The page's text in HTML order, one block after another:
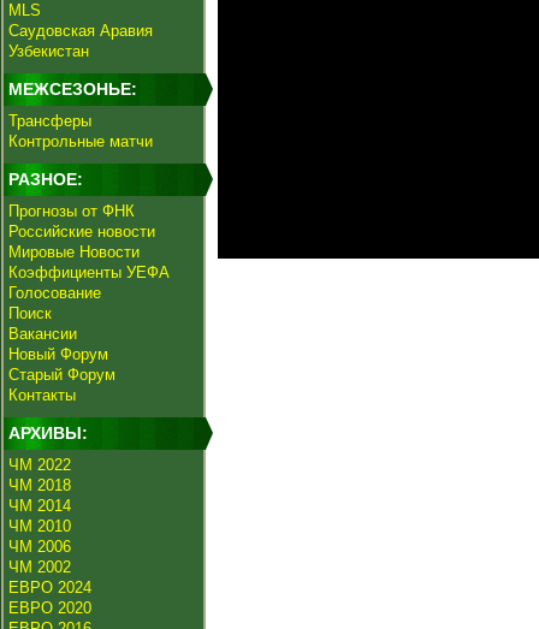
MLS
Саудовская Аравия
Узбекистан
МЕЖСЕЗОНЬЕ:
Трансферы
Контрольные матчи
РАЗНОЕ:
Прогнозы от ФНК
Российские новости
Мировые Новости
Коэффициенты УЕФА
Голосование
Поиск
Вакансии
Новый Форум
Старый Форум
Контакты
АРХИВЫ:
ЧМ 2022
ЧМ 2018
ЧМ 2014
ЧМ 2010
ЧМ 2006
ЧМ 2002
ЕВРО 2024
ЕВРО 2020